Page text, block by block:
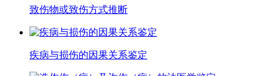
致伤物或致伤方式推断
疾病与损伤的因果关系鉴定